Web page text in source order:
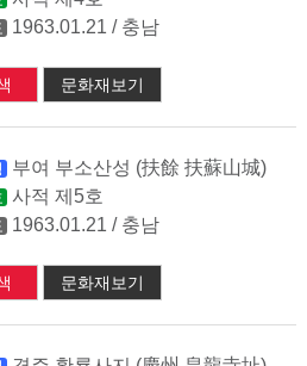
1963.01.21 / 충남
문화재보기
부여 부소산성 (扶餘 扶蘇山城)
사적 제5호
1963.01.21 / 충남
문화재보기